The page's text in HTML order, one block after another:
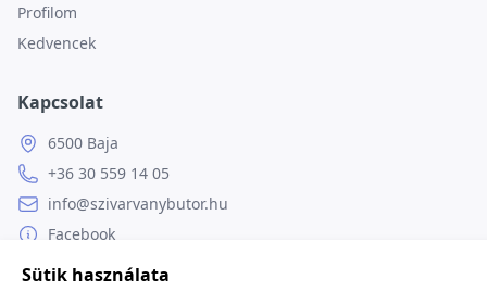
Profilom
Kedvencek
Kapcsolat
6500 Baja
+36 30 559 14 05
info@szivarvanybutor.hu
Facebook
Weboldal
Sütik használata